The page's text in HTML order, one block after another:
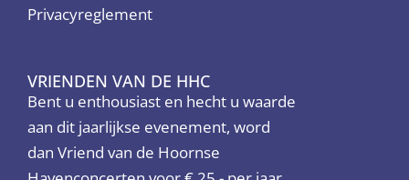
Privacyreglement
VRIENDEN VAN DE HHC
Bent u enthousiast en hecht u waarde
aan dit jaarlijkse evenement, word
dan Vriend van de Hoornse